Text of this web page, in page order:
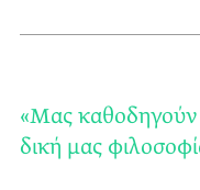
«Μας
δική μας